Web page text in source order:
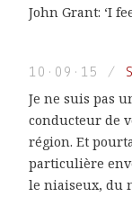
John Grant: ‘I
10·09·15 /
Je ne suis pas
conducteur de
région. Et
particulière
le niaiseux, du